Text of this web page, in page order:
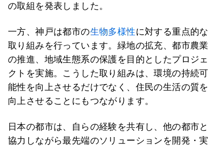
の取組を発表しました。
一方、神戸は都市の生物多様性に対する重点的な
取り組みを行っています。緑地の拡充、都市農業
の推進、地域生態系の保護を目的としたプロジェ
クトを実施。こうした取り組みは、環境の持続可
能性を向上させるだけでなく、住民の生活の質を
向上させることにもつながります。
日本の都市は、自らの経験を共有し、他の都市と
協力しながら最先端のソリューションを開発・実